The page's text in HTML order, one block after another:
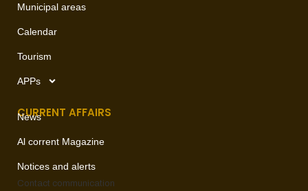
Municipal areas
Calendar
Tourism
APPs
CURRENT AFFAIRS
News
Al corrent Magazine
Notices and alerts
Contact communication